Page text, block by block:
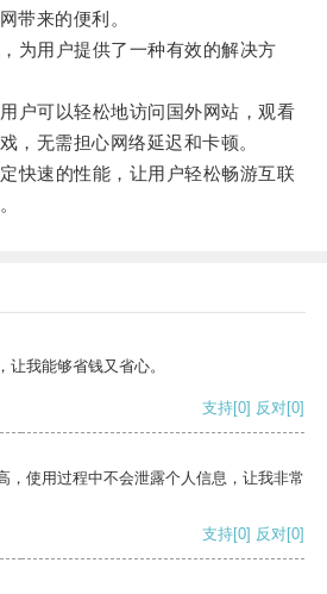
带来的便利。
用户提供了一种有效的解决方
可以轻松地访问国外网站，观看
，无需担心网络延迟和卡顿。
速的性能，让用户轻松畅游互联
我能够省钱又省心。
支持[0] 反对[0]
，使用过程中不会泄露个人信息，让我非常
支持[0] 反对[0]